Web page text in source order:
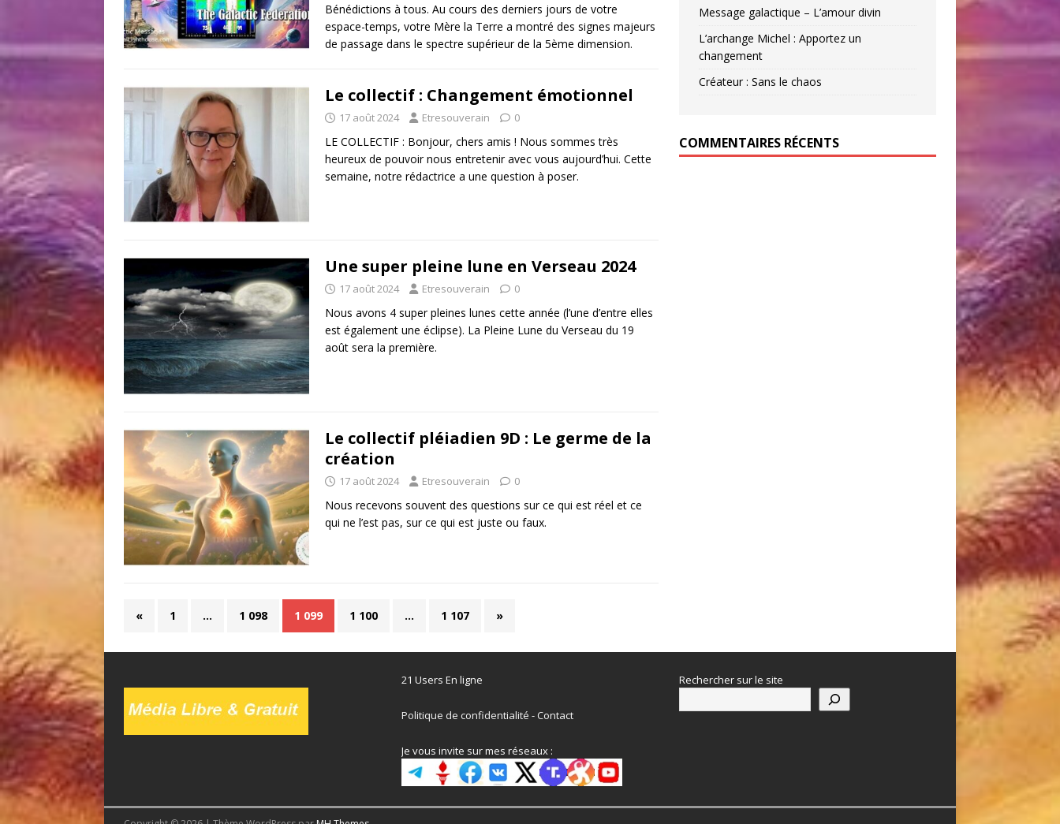
Bénédictions à tous. Au cours des derniers jours de votre
espace-temps, votre Mère la Terre a montré des signes majeurs
de passage dans le spectre supérieur de la 5ème dimension.
Le collectif : Changement émotionnel
17 août 2024 Etresouverain 0
LE COLLECTIF : Bonjour, chers amis ! Nous sommes très
heureux de pouvoir nous entretenir avec vous aujourd’hui. Cette
semaine, notre rédactrice a une question à poser.
Une super pleine lune en Verseau 2024
17 août 2024 Etresouverain 0
Nous avons 4 super pleines lunes cette année (l’une d’entre elles
est également une éclipse). La Pleine Lune du Verseau du 19
août sera la première.
Le collectif pléiadien 9D : Le germe de la
création
17 août 2024 Etresouverain 0
Nous recevons souvent des questions sur ce qui est réel et ce
qui ne l’est pas, sur ce qui est juste ou faux.
« 1 … 1 098 1 099 1 100 … 1 107 »
Message galactique – L’amour divin
L’archange Michel : Apportez un
changement
Créateur : Sans le chaos
COMMENTAIRES RÉCENTS
21 Users En ligne
Politique de confidentialité -Contact
Je vous invite sur mes réseaux :
Rechercher sur le site